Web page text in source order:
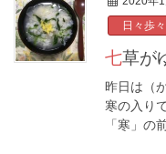
日々歩々
七草が
昨日は（
寒の入り
「寒」の